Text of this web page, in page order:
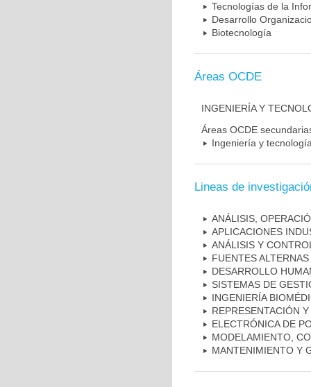
Tecnologías de la
Desarrollo
Biotecnología
Áreas OCDE
INGENIERÍA Y
Áreas OCDE
Ingeniería y
Lineas de
ANÁLISIS,
APLICACIONES
ANÁLISIS Y
FUENTES
DESARROLLO
SISTEMAS DE
INGENIERÍA
REPRESENTACIÓN
ELECTRÓNICA DE
MODELAMIENTO,
MANTENIMIENTO Y